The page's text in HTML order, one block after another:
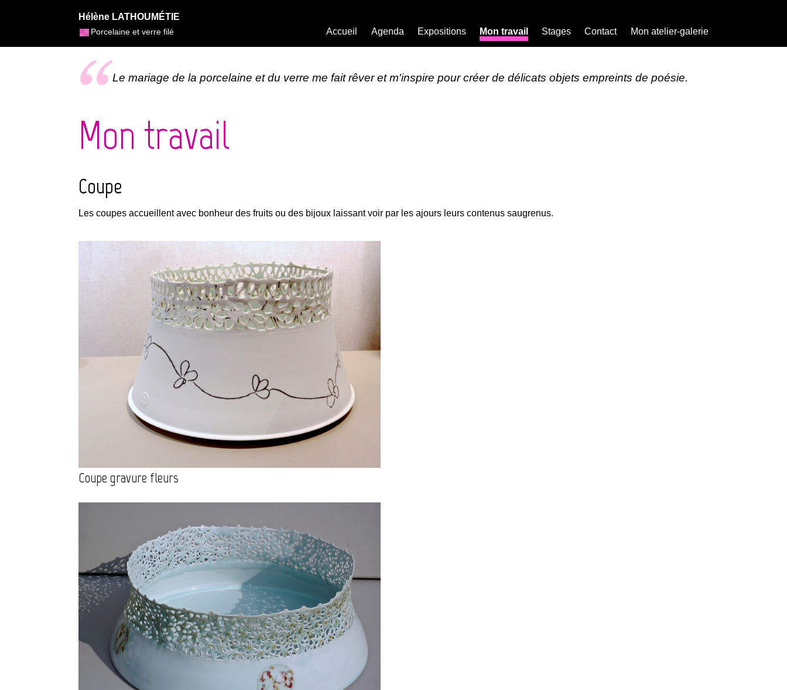
Hélène LATHOUMÉTIE
Porcelaine et verre filé Accueil Agenda Expositions Mon travail Stages Contact Mon atelier-galerie
Le mariage de la porcelaine et du verre me fait rêver et m'inspire pour créer de délicats objets empreints de poésie.
Mon travail
Coupe
Les coupes accueillent avec bonheur des fruits ou des bijoux laissant voir par les ajours leurs contenus saugrenus.
Coupe gravure fleurs